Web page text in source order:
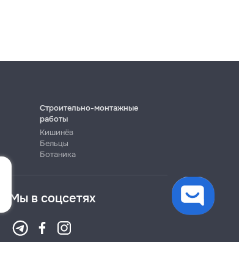
Строительно-монтажные
работы
Кишинёв
Бельцы
Ботаника
Мы в соцсетях